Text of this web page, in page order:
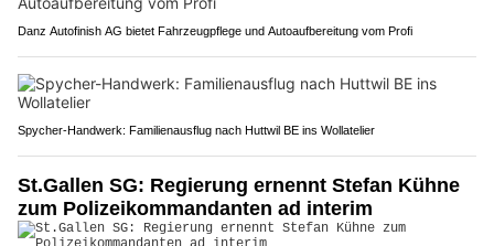
Danz Autofinish AG bietet Fahrzeugpflege und Autoaufbereitung vom Profi
Spycher-Handwerk: Familienausflug nach Huttwil BE ins Wollatelier
St.Gallen SG: Regierung ernennt Stefan Kühne
zum Polizeikommandanten ad interim